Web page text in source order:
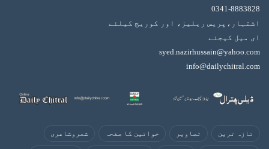
0341-8883828
اشتہار،پریس ریلیز، اور کوریج کیلئے
ای میل کیجئے
syed.nazirhussain@yahoo.com
info@dailychitral.com
تازہ ترین تصاویر خواتین کا صفحہ شعروشاعری